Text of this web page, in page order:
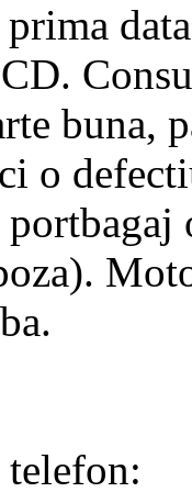
buna,
o
telefon: